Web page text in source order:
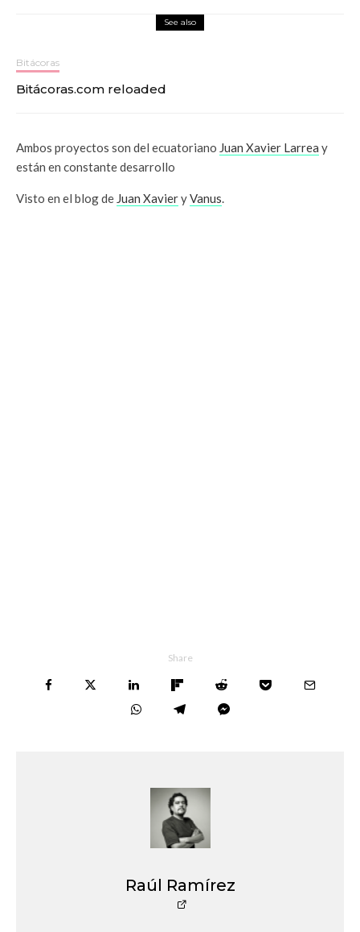
See also
Bitácoras
Bitácoras.com reloaded
Ambos proyectos son del ecuatoriano Juan Xavier Larrea y
están en constante desarrollo
Visto en el blog de Juan XavieryVanus.
Share
Raúl Ramírez